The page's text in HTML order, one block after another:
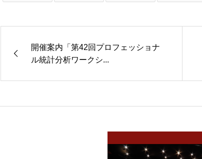
開催案内「第42回プロフェッショナ
ル統計分析ワークシ...